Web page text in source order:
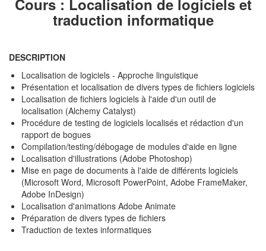
Cours : Localisation de logiciels et
traduction informatique
DESCRIPTION
Localisation de logiciels - Approche linguistique
Présentation et localisation de divers types de fichiers logiciels
Localisation de fichiers logiciels à l'aide d'un outil de
localisation (Alchemy Catalyst)
Procédure de testing de logiciels localisés et rédaction d'un
rapport de bogues
Compilation/testing/débogage de modules d'aide en ligne
Localisation d'illustrations (Adobe Photoshop)
Mise en page de documents à l'aide de différents logiciels
(Microsoft Word, Microsoft PowerPoint, Adobe FrameMaker,
Adobe InDesign)
Localisation d'animations Adobe Animate
Préparation de divers types de fichiers
Traduction de textes informatiques